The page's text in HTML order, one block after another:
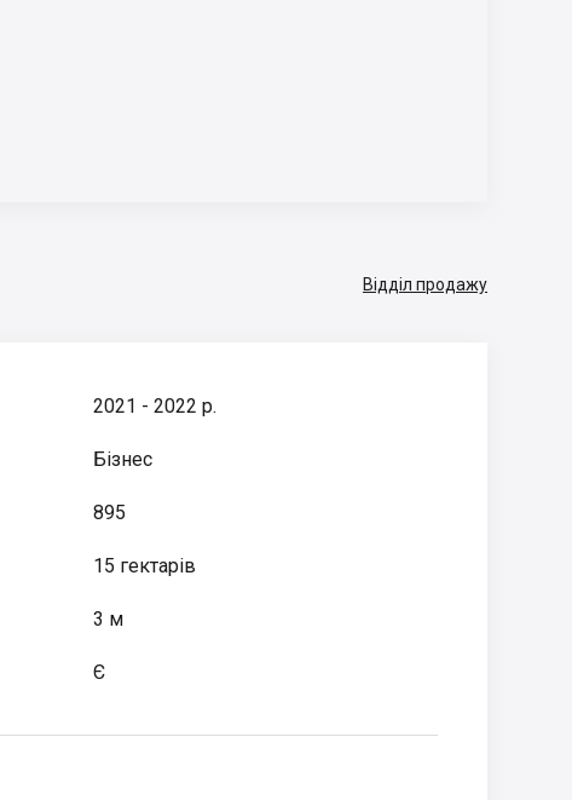
Відділ продажу
2021 - 2022 р.
Бізнес
895
15 гектарів
3 м
Є